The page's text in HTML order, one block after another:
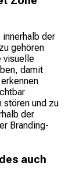
der
gehören
visuelle
damit
stören und zu
der
Branding-
auch